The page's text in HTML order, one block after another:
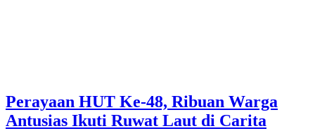
Perayaan HUT Ke-48, Ribuan Warga
Antusias Ikuti Ruwat Laut di Carita